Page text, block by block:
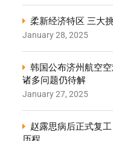
柔新经济特区 三大
January 28, 2025
韩国公布济州航空
诸多问题仍待解
January 27, 2025
赵露思病后正式复